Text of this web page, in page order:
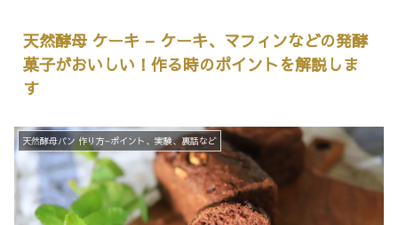
天然酵母 ケーキ – ケーキ、マフィンなどの発酵
菓子がおいしい！作る時のポイントを解説しま
す
天然酵母パン 作り方−ポイント、実験、裏話など